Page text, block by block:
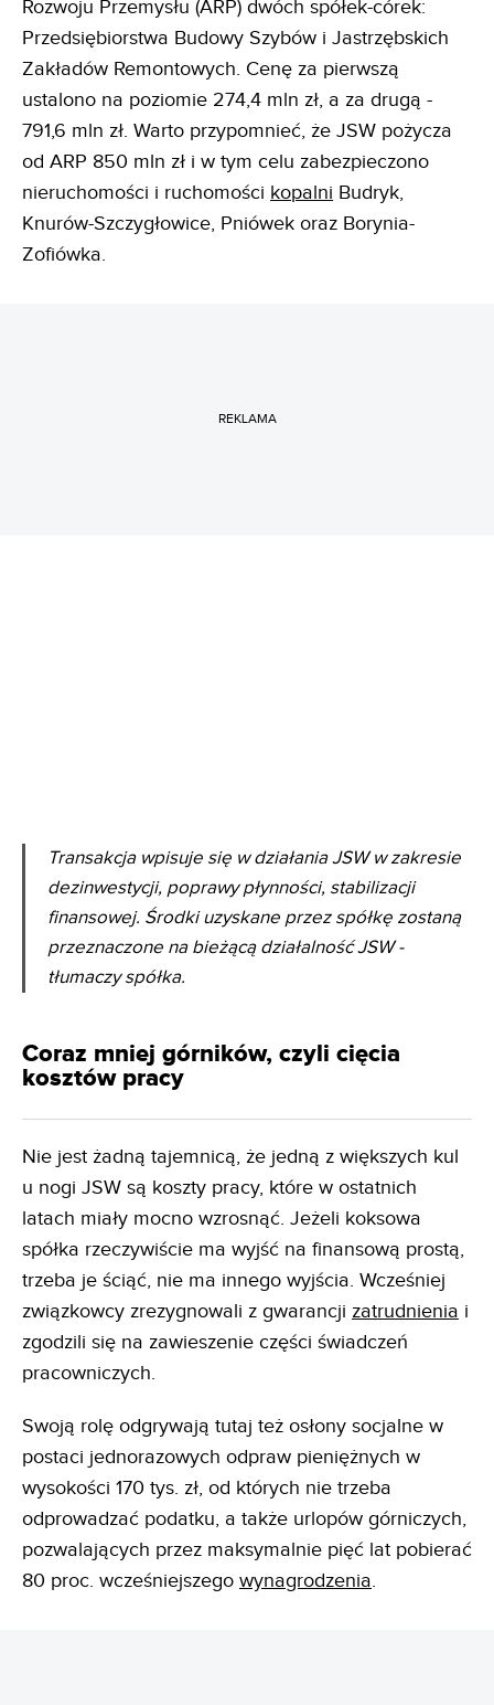
Rozwoju Przemysłu (ARP) dwóch spółek-córek:
Przedsiębiorstwa Budowy Szybów i Jastrzębskich
Zakładów Remontowych. Cenę za pierwszą
ustalono na poziomie 274,4 mln zł, a za drugą -
791,6 mln zł. Warto przypomnieć, że JSW pożycza
od ARP 850 mln zł i w tym celu zabezpieczono
nieruchomości i ruchomości kopalni Budryk,
Knurów-Szczygłowice, Pniówek oraz Borynia-
Zofiówka.
REKLAMA
Transakcja wpisuje się w działania JSW w zakresie
dezinwestycji, poprawy płynności, stabilizacji
finansowej. Środki uzyskane przez spółkę zostaną
przeznaczone na bieżącą działalność JSW -
tłumaczy spółka.
Coraz mniej górników, czyli cięcia
kosztów pracy
Nie jest żadną tajemnicą, że jedną z większych kul
u nogi JSW są koszty pracy, które w ostatnich
latach miały mocno wzrosnąć. Jeżeli koksowa
spółka rzeczywiście ma wyjść na finansową prostą,
trzeba je ściąć, nie ma innego wyjścia. Wcześniej
związkowcy zrezygnowali z gwarancji zatrudnienia i
zgodzili się na zawieszenie części świadczeń
pracowniczych.
Swoją rolę odgrywają tutaj też osłony socjalne w
postaci jednorazowych odpraw pieniężnych w
wysokości 170 tys. zł, od których nie trzeba
odprowadzać podatku, a także urlopów górniczych,
pozwalających przez maksymalnie pięć lat pobierać
80 proc. wcześniejszego wynagrodzenia.